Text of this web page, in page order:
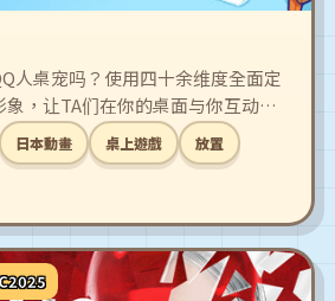
人桌宠吗？使用四十余维度全面定
，让TA们在你的桌面与你互动，
学习时间吧！
日本動畫 桌上遊戲 放置